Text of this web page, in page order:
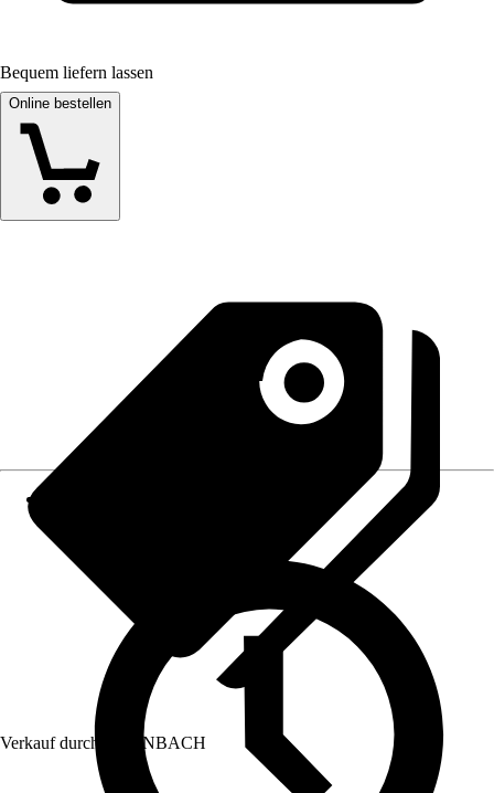
Bequem liefern lassen
Online bestellen
Verkauf durch: HORNBACH